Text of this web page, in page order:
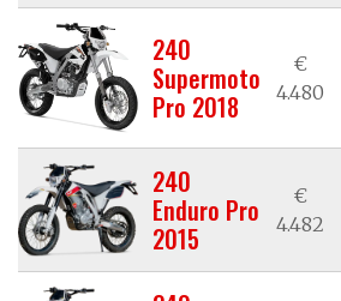
240
Supermoto
Pro 2018
€
4.480
240
Enduro Pro
2015
€
4.482